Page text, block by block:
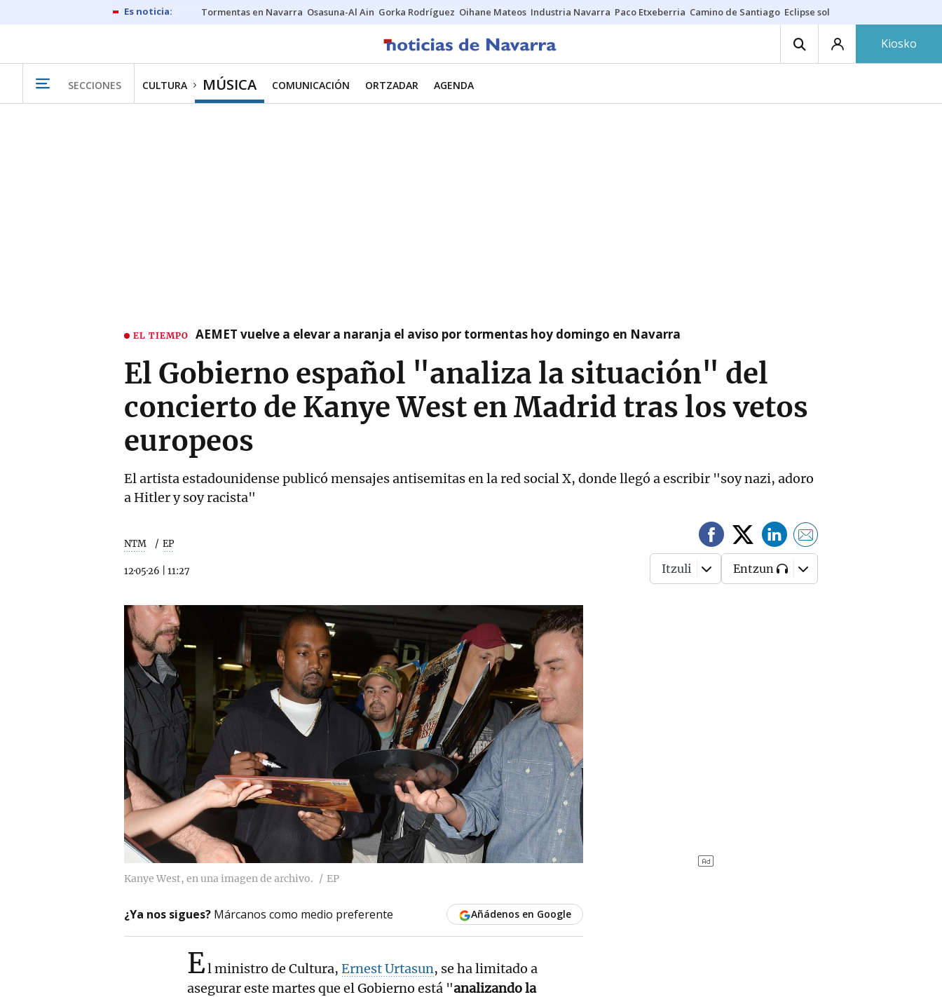
Tormentas en Navarra Osasuna-Al Ain Gorka Rodríguez Oihane Mateos Industria Navarra Paco Etxeberria Camino de Santiago Eclipse solar en Navarra
Kiosko
SECCIONES CULTURA MÚSICA COMUNICACIÓN ORTZADAR AGENDA
EL TIEMPO AEMET vuelve a elevar a naranja el aviso por tormentas hoy domingo en Navarra
El Gobierno español "analiza la situación" del
concierto de Kanye West en Madrid tras los vetos
europeos
El artista estadounidense publicó mensajes antisemitas en la red social X, donde llegó a escribir "soy nazi, adoro
a Hitler y soy racista"
NTM EP
12·05·26 11:27 Itzuli Entzun
Kanye West, en una imagen de archivo. EP
¿Ya nos sigues? Márcanos como medio preferente Añádenos en Google
El ministro de Cultura, Ernest Urtasun, se ha limitado a
asegurar este martes que el Gobierno está "analizando la